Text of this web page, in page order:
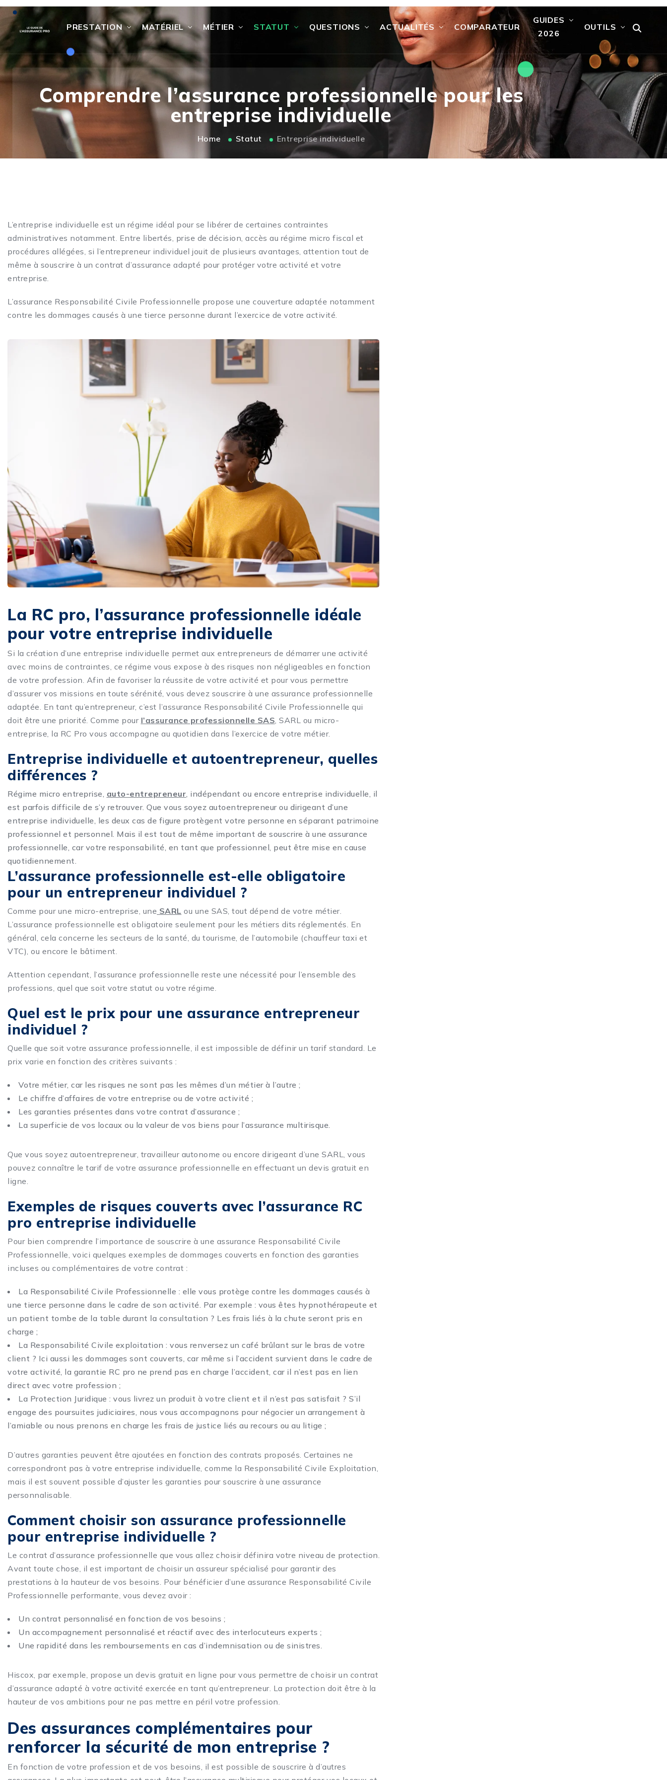
PRESTATION MATÉRIEL MÉTIER STATUT QUESTIONS ACTUALITÉS COMPARATEUR
GUIDES
2026
OUTILS
Comprendre l’assurance professionnelle pour les
entreprise individuelle
Home Statut Entreprise individuelle
L’entreprise individuelle est un régime idéal pour se libérer de certaines contraintes
administratives notamment. Entre libertés, prise de décision, accès au régime micro fiscal et
procédures allégées, si l’entrepreneur individuel jouit de plusieurs avantages, attention tout de
même à souscrire à un contrat d’assurance adapté pour protéger votre activité et votre
entreprise.
L’assurance Responsabilité Civile Professionnelle propose une couverture adaptée notamment
contre les dommages causés à une tierce personne durant l’exercice de votre activité.
La RC pro, l’assurance professionnelle idéale
pour votre entreprise individuelle
Si la création d’une entreprise individuelle permet aux entrepreneurs de démarrer une activité
avec moins de contraintes, ce régime vous expose à des risques non négligeables en fonction
de votre profession. Afin de favoriser la réussite de votre activité et pour vous permettre
d’assurer vos missions en toute sérénité, vous devez souscrire à une assurance professionnelle
adaptée. En tant qu’entrepreneur, c’est l’assurance Responsabilité Civile Professionnelle qui
doit être une priorité. Comme pour l’assurance professionnelle SAS, SARL ou micro-
entreprise, la RC Pro vous accompagne au quotidien dans l’exercice de votre métier.
Entreprise individuelle et autoentrepreneur, quelles
différences ?
Régime micro entreprise, auto-entrepreneur, indépendant ou encore entreprise individuelle, il
est parfois difficile de s’y retrouver. Que vous soyez autoentrepreneur ou dirigeant d’une
entreprise individuelle, les deux cas de figure protègent votre personne en séparant patrimoine
professionnel et personnel. Mais il est tout de même important de souscrire à une assurance
professionnelle, car votre responsabilité, en tant que professionnel, peut être mise en cause
quotidiennement.
L’assurance professionnelle est-elle obligatoire
pour un entrepreneur individuel ?
Comme pour une micro-entreprise, une SARL ou une SAS, tout dépend de votre métier.
L’assurance professionnelle est obligatoire seulement pour les métiers dits réglementés. En
général, cela concerne les secteurs de la santé, du tourisme, de l’automobile (chauffeur taxi et
VTC), ou encore le bâtiment.
Attention cependant, l’assurance professionnelle reste une nécessité pour l’ensemble des
professions, quel que soit votre statut ou votre régime.
Quel est le prix pour une assurance entrepreneur
individuel ?
Quelle que soit votre assurance professionnelle, il est impossible de définir un tarif standard. Le
prix varie en fonction des critères suivants :
Votre métier, car les risques ne sont pas les mêmes d’un métier à l’autre ;
Le chiffre d’affaires de votre entreprise ou de votre activité ;
Les garanties présentes dans votre contrat d’assurance ;
La superficie de vos locaux ou la valeur de vos biens pour l’assurance multirisque.
Que vous soyez autoentrepreneur, travailleur autonome ou encore dirigeant d’une SARL, vous
pouvez connaître le tarif de votre assurance professionnelle en effectuant un devis gratuit en
ligne.
Exemples de risques couverts avec l’assurance RC
pro entreprise individuelle
Pour bien comprendre l’importance de souscrire à une assurance Responsabilité Civile
Professionnelle, voici quelques exemples de dommages couverts en fonction des garanties
incluses ou complémentaires de votre contrat :
La Responsabilité Civile Professionnelle : elle vous protège contre les dommages causés à
une tierce personne dans le cadre de son activité. Par exemple : vous êtes hypnothérapeute et
un patient tombe de la table durant la consultation ? Les frais liés à la chute seront pris en
charge ;
La Responsabilité Civile exploitation : vous renversez un café brûlant sur le bras de votre
client ? Ici aussi les dommages sont couverts, car même si l’accident survient dans le cadre de
votre activité, la garantie RC pro ne prend pas en charge l’accident, car il n’est pas en lien
direct avec votre profession ;
La Protection Juridique : vous livrez un produit à votre client et il n’est pas satisfait ? S’il
engage des poursuites judiciaires, nous vous accompagnons pour négocier un arrangement à
l’amiable ou nous prenons en charge les frais de justice liés au recours ou au litige ;
D’autres garanties peuvent être ajoutées en fonction des contrats proposés. Certaines ne
correspondront pas à votre entreprise individuelle, comme la Responsabilité Civile Exploitation,
mais il est souvent possible d’ajuster les garanties pour souscrire à une assurance
personnalisable.
Comment choisir son assurance professionnelle
pour entreprise individuelle ?
Le contrat d’assurance professionnelle que vous allez choisir définira votre niveau de protection.
Avant toute chose, il est important de choisir un assureur spécialisé pour garantir des
prestations à la hauteur de vos besoins. Pour bénéficier d’une assurance Responsabilité Civile
Professionnelle performante, vous devez avoir :
Un contrat personnalisé en fonction de vos besoins ;
Un accompagnement personnalisé et réactif avec des interlocuteurs experts ;
Une rapidité dans les remboursements en cas d’indemnisation ou de sinistres.
Hiscox, par exemple, propose un devis gratuit en ligne pour vous permettre de choisir un contrat
d’assurance adapté à votre activité exercée en tant qu’entrepreneur. La protection doit être à la
hauteur de vos ambitions pour ne pas mettre en péril votre profession.
Des assurances complémentaires pour
renforcer la sécurité de mon entreprise ?
En fonction de votre profession et de vos besoins, il est possible de souscrire à d’autres